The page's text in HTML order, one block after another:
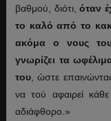
βαθμού, διότι,όταν
το καλό από το
ακόμα ο νους του
γνωρίζει τα
του, ώστε
να τού αφαιρεί
αδιάφθορο.»